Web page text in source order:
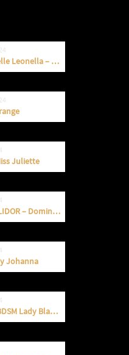
Domina Adelle Leonella – Escort & Dominastudio
Juliette
TAMARA SOLIDOR – Dominastudios Berlin
Johanna
Fetish und BDSM Lady Blade Fonteyn